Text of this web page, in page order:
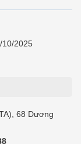
10/2025
68 Dương